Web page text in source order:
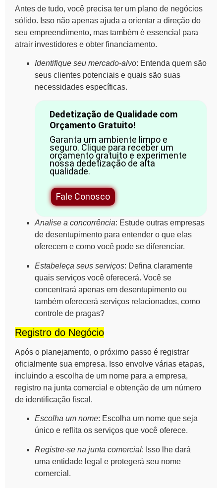
Antes de tudo, você precisa ter um plano de negócios
sólido. Isso não apenas ajuda a orientar a direção do
seu empreendimento, mas também é essencial para
atrair investidores e obter financiamento.
Identifique seu mercado-alvo: Entenda quem são
seus clientes potenciais e quais são suas
necessidades específicas.
Dedetização de Qualidade com
Orçamento Gratuito!
Garanta um ambiente limpo e
seguro. Clique para receber um
orçamento gratuito e experimente
nossa dedetização de alta
qualidade.
Fale Conosco
Analise a concorrência: Estude outras empresas
de desentupimento para entender o que elas
oferecem e como você pode se diferenciar.
Estabeleça seus serviços: Defina claramente
quais serviços você oferecerá. Você se
concentrará apenas em desentupimento ou
também oferecerá serviços relacionados, como
controle de pragas?
Registro do Negócio
Após o planejamento, o próximo passo é registrar
oficialmente sua empresa. Isso envolve várias etapas,
incluindo a escolha de um nome para a empresa,
registro na junta comercial e obtenção de um número
de identificação fiscal.
Escolha um nome: Escolha um nome que seja
único e reflita os serviços que você oferece.
Registre-se na junta comercial: Isso lhe dará
uma entidade legal e protegerá seu nome
comercial.